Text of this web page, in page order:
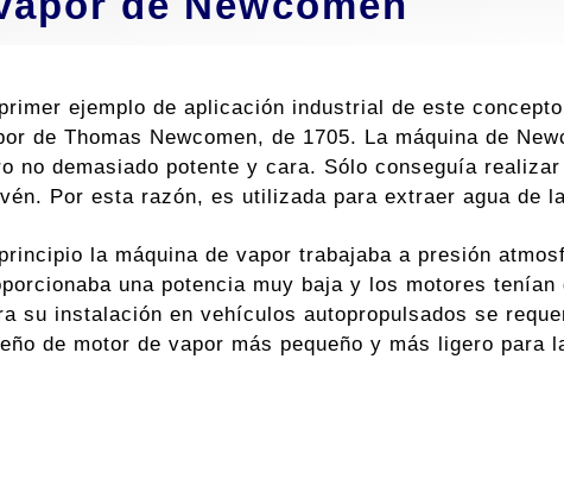
ejemplo de aplicación industrial de este
de Thomas Newcomen, de 1705. La máquina de
no demasiado potente y cara. Sólo conseguía
Por esta razón, es utilizada para extraer agua de
la máquina de vapor trabajaba a presión
una potencia muy baja y los motores tenían
su instalación en vehículos autopropulsados se
de motor de vapor más pequeño y más ligero para